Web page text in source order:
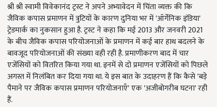
श्री श्री स्वामी विवेकानंद ट्रस्ट ने अपने अभ्यावेदन में चिंता व्यक्त की कि
जैविक कपास प्रमाणन में त्रुटियों के कारण दुनिया भर में 'ऑर्गेनिक इंडिया'
ट्रेडमार्क का नुकसान हुआ है. ट्रस्ट ने कहा कि मई 2013 और जनवरी 2021
के बीच जैविक कपास परियोजनाओं के प्रमाणन में कई बार हाथ बदलने के
बावजूद परियोजनाओं की संख्या वही रही है. प्रमाणीकरण बाद में चार
एजेंसियों को वितरित किया गया था. इनमें से दो प्रमाणन एजेंसियों को पिछले
अगस्त में निलंबित कर दिया गया था. ये इस बात के उदाहरण हैं कि कैसे 'बड़े
पैमाने पर जैविक कपास प्रमाणन परियोजनाएँ' एक 'अजीबोगरीब घटना' रही
हैं.